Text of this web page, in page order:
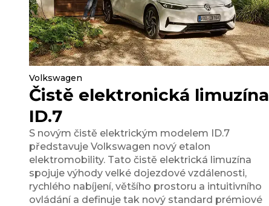
Volkswagen
Čistě elektronická limuzína
ID.7
S novým čistě elektrickým modelem ID.7
představuje Volkswagen nový etalon
elektromobility. Tato čistě elektrická limuzína
spojuje výhody velké dojezdové vzdálenosti,
rychlého nabíjení, většího prostoru a intuitivního
ovládání a definuje tak nový standard prémiové